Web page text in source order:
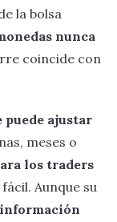
la bolsa
nunca
coincide con
puede ajustar
meses o
los traders
Aunque su